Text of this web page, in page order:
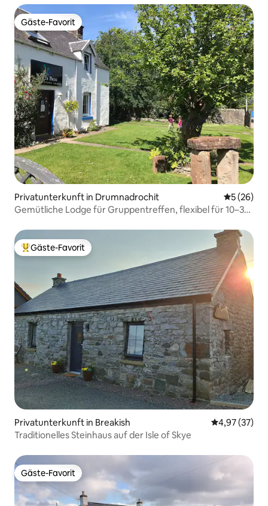
Gäste-Favorit
Gäste-Favorit
Privatunterkunft in Drumnadrochit
5 (26)
Gemütliche Lodge für Gruppentreffen, flexibel für 10–39
Beliebter Gäste-Favorit.
Gäste-Favorit
Privatunterkunft in Breakish
4,97 (37)
Traditionelles Steinhaus auf der Isle of Skye
Gäste-Favorit
Gäste-Favorit